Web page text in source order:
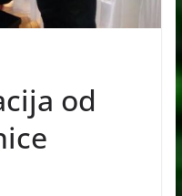
od